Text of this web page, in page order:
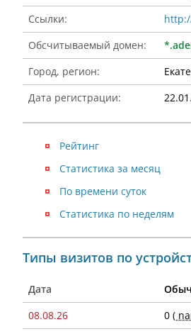
Ссылки:
Обсчитываемый домен:
Город, регион:
Дата регистрации:
Рейтинг
Статистика за месяц
По времени суток
Статистика по неделям
Типы визитов по
Дата
08.08.26
0 (